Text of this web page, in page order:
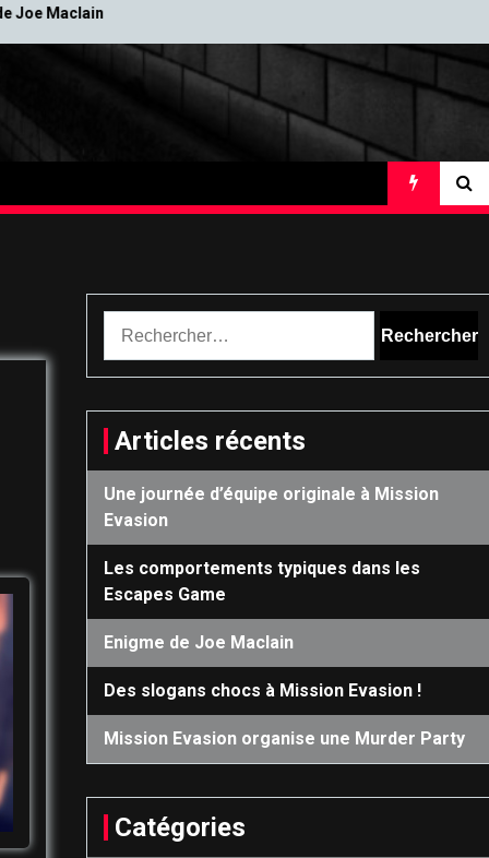
Articles récents
Une journée d’équipe originale à Mission
Evasion
Les comportements typiques dans les
Escapes Game
Enigme de Joe Maclain
Des slogans chocs à Mission Evasion !
Mission Evasion organise une Murder Party
Catégories